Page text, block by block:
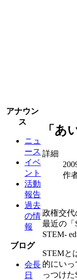
アナウン
ス
ニュ
ース
イベ
ント
活動
報告
過去
の情
報
ブログ
会長
日
「あ
詳細
作
政権交代
最近の「
STEM-
STEMと
的にいっ
っつけ